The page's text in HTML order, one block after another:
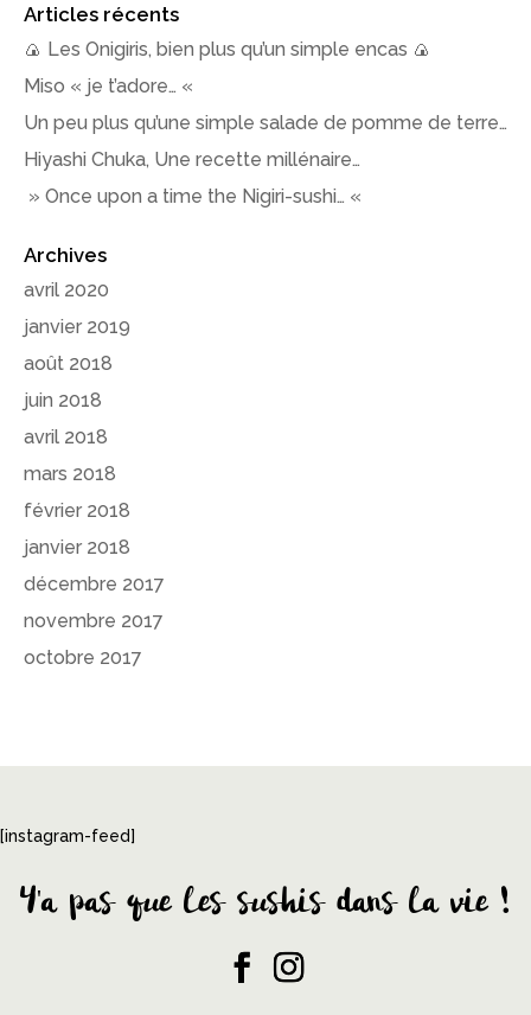
Articles récents
🍙 Les Onigiris, bien plus qu’un simple encas 🍙
Miso « je t’adore… «
Un peu plus qu’une simple salade de pomme de terre…
Hiyashi Chuka, Une recette millénaire…
» Once upon a time the Nigiri-sushi… «
Archives
avril 2020
janvier 2019
août 2018
juin 2018
avril 2018
mars 2018
février 2018
janvier 2018
décembre 2017
novembre 2017
octobre 2017
[instagram-feed]
Y'a pas que les sushis dans la vie !